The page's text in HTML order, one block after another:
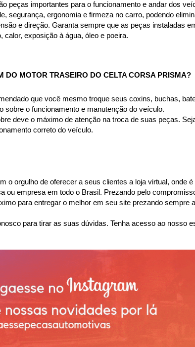
peças importantes para o funcionamento e andar dos
segurança, ergonomia e firmeza no carro, podendo
e direção. Garanta sempre que as peças instaladas
exposição à água, óleo e poeira.
DO MOTOR TRASEIRO DO CELTA CORSA PRISMA?
que você mesmo troque seus coxins, buchas,
o funcionamento e manutenção do veículo.
deve o máximo de atenção na troca de suas peças.
correto do veículo.
o orgulho de oferecer a seus clientes a loja virtual, onde
ou empresa em todo o Brasil. Prezando pelo
para entregar o melhor em seu site prezando sempre
para tirar as suas dúvidas. Tenha acesso ao nosso